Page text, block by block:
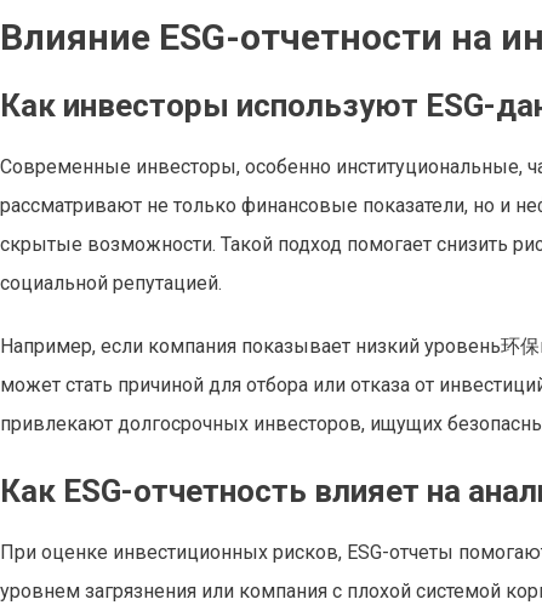
Влияние ESG-отчетности на
Как инвесторы используют ESG-
Современные инвесторы, особенно институциональные,
рассматривают не только финансовые показатели, но
скрытые возможности. Такой подход помогает снизить
социальной репутацией.
Например, если компания показывает низкий уровень环
может стать причиной для отбора или отказа от
привлекают долгосрочных инвесторов, ищущих
Как ESG-отчетность влияет на
При оценке инвестиционных рисков, ESG-отчеты
уровнем загрязнения или компания с плохой системой